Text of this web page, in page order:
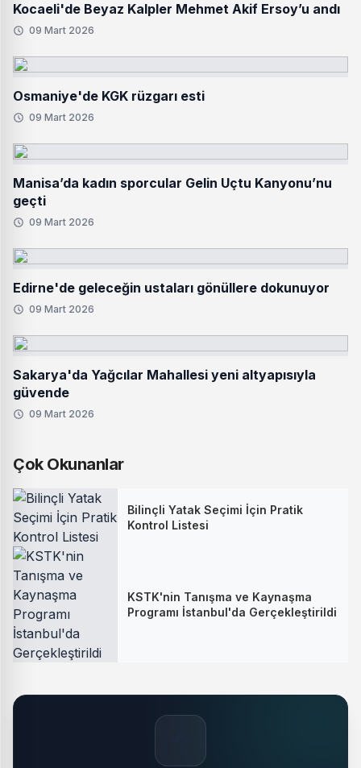
Kocaeli'de Beyaz Kalpler Mehmet Akif Ersoy’u andı
09 Mart 2026
Osmaniye'de KGK rüzgarı esti
09 Mart 2026
Manisa’da kadın sporcular Gelin Uçtu Kanyonu’nu
geçti
09 Mart 2026
Edirne'de geleceğin ustaları gönüllere dokunuyor
09 Mart 2026
Sakarya'da Yağcılar Mahallesi yeni altyapısıyla
güvende
09 Mart 2026
Çok Okunanlar
Bilinçli Yatak Seçimi İçin Pratik
Kontrol Listesi
KSTK'nin Tanışma ve Kaynaşma
Programı İstanbul'da Gerçekleştirildi